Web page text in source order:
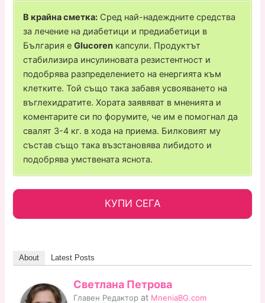
В крайна сметка: Сред най-надеждните средства
за лечение на диабетици и предиабетици в
България еGlucoren капсули. Продуктът
стабилизира инсулиновата резистентност и
подобрява разпределението на енергията към
клетките. Той също така забавя усвояването на
въглехидратите. Хората заявяват в мненията и
коментарите си по форумите, че им е помогнал да
свалят 3-4 кг. в хода на приема. Билковият му
състав също така възстановява либидото и
подобрява умствената яснота.
КУПИ СЕГА
About Latest Posts
Светлана Петрова
Главен Редактор at MneniaBG.com